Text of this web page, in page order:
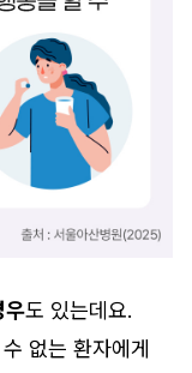
우도 있는데요.
없는 환자에게